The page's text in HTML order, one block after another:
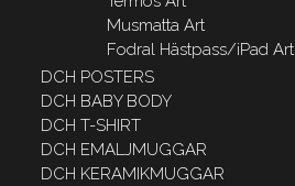
Musmatta Art
Fodral Hästpass/iPad Art
DCH POSTERS
DCH BABY BODY
DCH T-SHIRT
DCH EMALJMUGGAR
DCH KERAMIKMUGGAR